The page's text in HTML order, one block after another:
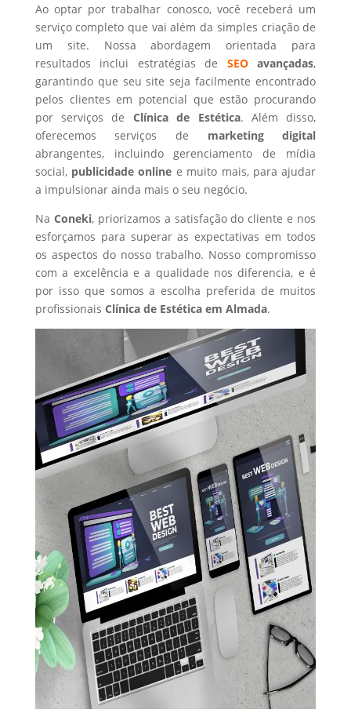
Ao optar por trabalhar conosco, você receberá um
serviço completo que vai além da simples criação de
um site. Nossa abordagem orientada para
resultados inclui estratégias de SEOavançadas,
garantindo que seu site seja facilmente encontrado
pelos clientes em potencial que estão procurando
por serviços de Clínica de Estética. Além disso,
oferecemos serviços de marketing digital
abrangentes, incluindo gerenciamento de mídia
social, publicidade online e muito mais, para ajudar
a impulsionar ainda mais o seu negócio.
Na Coneki, priorizamos a satisfação do cliente e nos
esforçamos para superar as expectativas em todos
os aspectos do nosso trabalho. Nosso compromisso
com a excelência e a qualidade nos diferencia, e é
por isso que somos a escolha preferida de muitos
profissionais Clínica de Estéticaem Almada.